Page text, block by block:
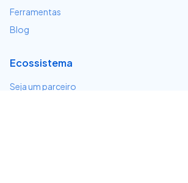
Ferramentas
Blog
Ecossistema
Seja um parceiro